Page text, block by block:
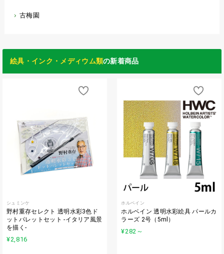
古梅園
絵具・インク・メディウム類の新着商品
シュミンケ
野村重存セレクト 透明水彩3色ド
ットパレットセット -イタリア風景
を描く-
¥2,816
ホルベイン
ホルベイン 透明水彩絵具 パールカ
ラーズ 2号（5ml）
¥282 ～